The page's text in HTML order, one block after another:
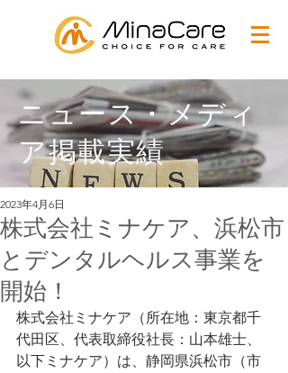
ニュース・メディ
ア掲載実績
株式会社ミナケア、浜松市
とデンタルヘルス事業を
開始！
2023年4月6日
株式会社ミナケア（所在地：東京都千
代田区、代表取締役社長：山本雄士、
以下ミナケア）は、静岡県浜松市（市